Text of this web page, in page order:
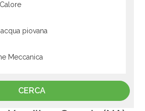
piovana
Meccanica